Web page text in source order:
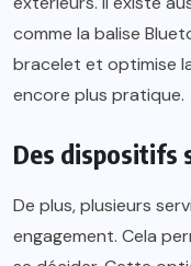
comme la balise
bracelet et optimise
encore plus pratique.
Des dispositifs
De plus, plusieurs
engagement. Cela